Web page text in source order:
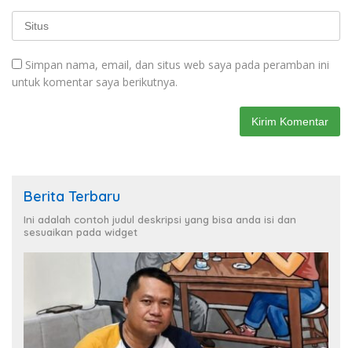
Simpan nama, email, dan situs web saya pada peramban ini
untuk komentar saya berikutnya.
Berita Terbaru
Ini adalah contoh judul deskripsi yang bisa anda isi dan
sesuaikan pada widget